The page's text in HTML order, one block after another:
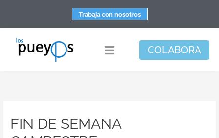
contenido
Trabaja con nosotros
Toggle
Apoyo personal y familiar
COLABORA
FIN DE SEMANA